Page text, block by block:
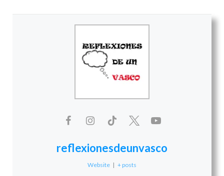
reflexionesdeunvasco
Website | + posts